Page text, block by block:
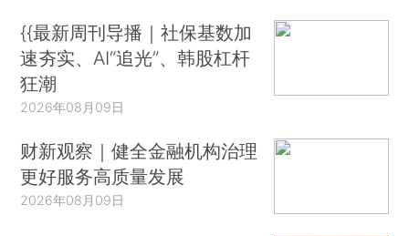
{{最新周刊导播｜社保基数加
速夯实、AI“追光”、韩股杠杆
狂潮
2026年08月09日
财新观察｜健全金融机构治理
更好服务高质量发展
2026年08月09日